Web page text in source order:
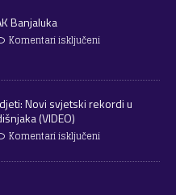
Banjaluka
Komentari isključeni
Novi svjetski rekordi u
(VIDEO)
Komentari isključeni